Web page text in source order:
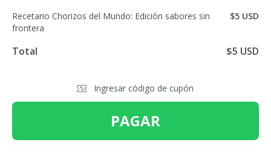
Recetario Chorizos del Mundo: Edición sabores sin
frontera
$5 USD
Total $5 USD
Ingresar código de cupón
PAGAR